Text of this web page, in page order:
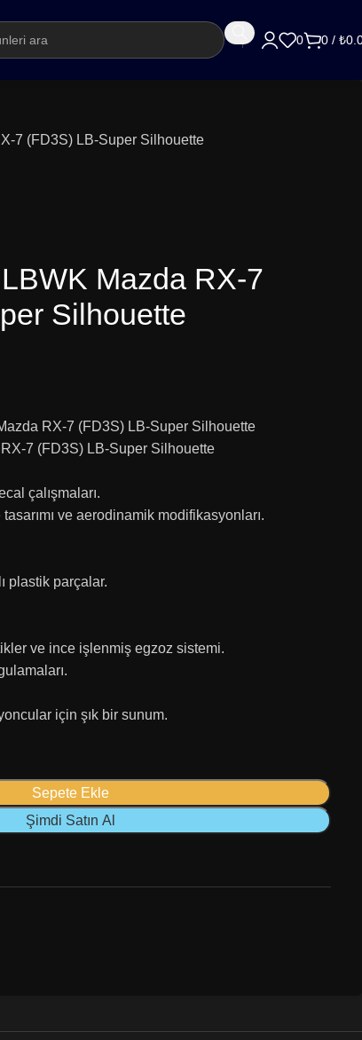
0 0 / ₺
7 (FD3S) LB-Super Silhouette
Mazda RX-7
Silhouette
RX-7 (FD3S) LB-Super Silhouette
7 (FD3S) LB-Super Silhouette
çalışmaları.
ve aerodinamik modifikasyonları.
plastik parçalar.
ve ince işlenmiş egzoz sistemi.
için şık bir sunum.
Sepete Ekle
Şimdi Satın Al